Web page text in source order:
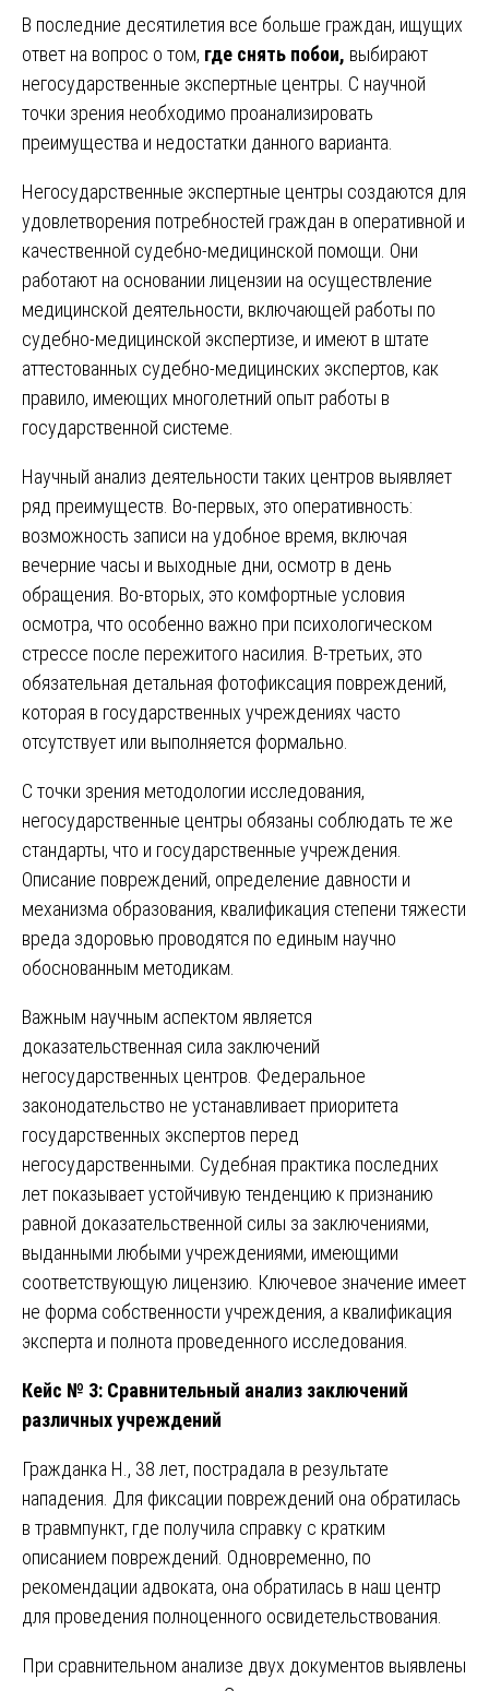
В последние десятилетия все больше граждан, ищущих
ответ на вопрос о том, где снять побои, выбирают
негосударственные экспертные центры. С научной
точки зрения необходимо проанализировать
преимущества и недостатки данного варианта.
Негосударственные экспертные центры создаются для
удовлетворения потребностей граждан в оперативной и
качественной судебно-медицинской помощи. Они
работают на основании лицензии на осуществление
медицинской деятельности, включающей работы по
судебно-медицинской экспертизе, и имеют в штате
аттестованных судебно-медицинских экспертов, как
правило, имеющих многолетний опыт работы в
государственной системе.
Научный анализ деятельности таких центров выявляет
ряд преимуществ. Во-первых, это оперативность:
возможность записи на удобное время, включая
вечерние часы и выходные дни, осмотр в день
обращения. Во-вторых, это комфортные условия
осмотра, что особенно важно при психологическом
стрессе после пережитого насилия. В-третьих, это
обязательная детальная фотофиксация повреждений,
которая в государственных учреждениях часто
отсутствует или выполняется формально.
С точки зрения методологии исследования,
негосударственные центры обязаны соблюдать те же
стандарты, что и государственные учреждения.
Описание повреждений, определение давности и
механизма образования, квалификация степени тяжести
вреда здоровью проводятся по единым научно
обоснованным методикам.
Важным научным аспектом является
доказательственная сила заключений
негосударственных центров. Федеральное
законодательство не устанавливает приоритета
государственных экспертов перед
негосударственными. Судебная практика последних
лет показывает устойчивую тенденцию к признанию
равной доказательственной силы за заключениями,
выданными любыми учреждениями, имеющими
соответствующую лицензию. Ключевое значение имеет
не форма собственности учреждения, а квалификация
эксперта и полнота проведенного исследования.
Кейс № 3: Сравнительный анализ заключений
различных учреждений
Гражданка Н., 38 лет, пострадала в результате
нападения. Для фиксации повреждений она обратилась
в травмпункт, где получила справку с кратким
описанием повреждений. Одновременно, по
рекомендации адвоката, она обратилась в наш центр
для проведения полноценного освидетельствования.
При сравнительном анализе двух документов выявлены